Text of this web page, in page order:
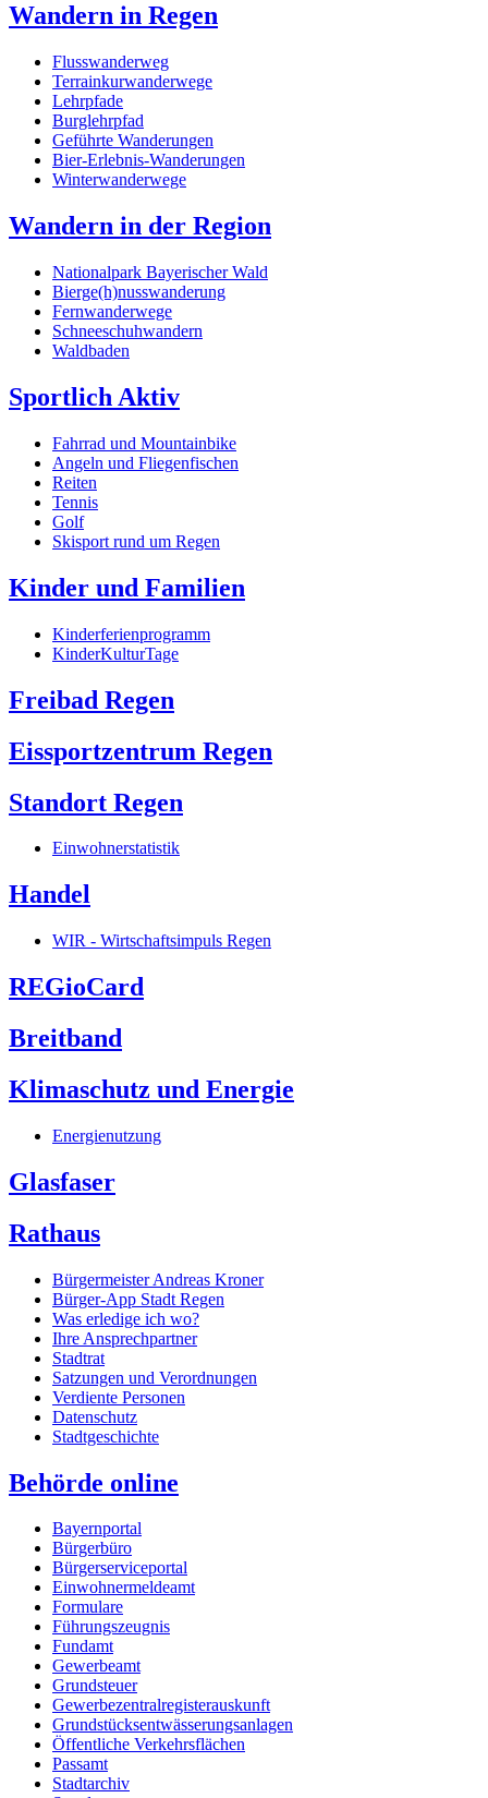
Wandern in Regen
Flusswanderweg
Terrainkurwanderwege
Lehrpfade
Burglehrpfad
Geführte Wanderungen
Bier-Erlebnis-Wanderungen
Winterwanderwege
Wandern in der Region
Nationalpark Bayerischer Wald
Bierge(h)nusswanderung
Fernwanderwege
Schneeschuhwandern
Waldbaden
Sportlich Aktiv
Fahrrad und Mountainbike
Angeln und Fliegenfischen
Reiten
Tennis
Golf
Skisport rund um Regen
Kinder und Familien
Kinderferienprogramm
KinderKulturTage
Freibad Regen
Eissportzentrum Regen
Standort Regen
Einwohnerstatistik
Handel
WIR - Wirtschaftsimpuls Regen
REGioCard
Breitband
Klimaschutz und Energie
Energienutzung
Glasfaser
Rathaus
Bürgermeister Andreas Kroner
Bürger-App Stadt Regen
Was erledige ich wo?
Ihre Ansprechpartner
Stadtrat
Satzungen und Verordnungen
Verdiente Personen
Datenschutz
Stadtgeschichte
Behörde online
Bayernportal
Bürgerbüro
Bürgerserviceportal
Einwohnermeldeamt
Formulare
Führungszeugnis
Fundamt
Gewerbeamt
Grundsteuer
Gewerbezentralregisterauskunft
Grundstücksentwässerungsanlagen
Öffentliche Verkehrsflächen
Passamt
Stadtarchiv